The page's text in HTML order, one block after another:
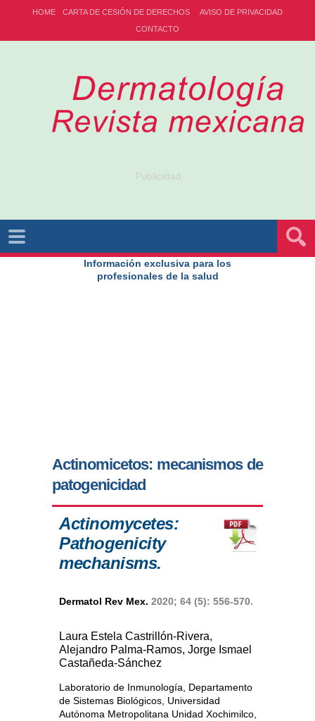
HOME CARTA DE CESIÓN DE DERECHOS
AVISO DE PRIVACIDAD
CONTACTO
Publicidad
Información exclusiva para los
profesionales de la salud
Actinomicetos: mecanismos de
patogenicidad
Actinomycetes:
Pathogenicity
mechanisms.
Dermatol Rev Mex. 2020; 64 (5): 556-570.
Laura Estela Castrillón-Rivera,
Alejandro Palma-Ramos, Jorge Ismael
Castañeda-Sánchez
Laboratorio de Inmunología, Departamento
de Sistemas Biológicos, Universidad
Autónoma Metropolitana Unidad Xochimilco,